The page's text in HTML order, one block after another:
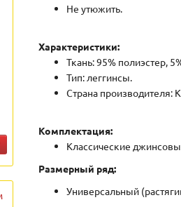
Не утюжить.
Характеристики:
Ткань: 95% полиэстер,
Тип: леггинсы.
Страна производителя:
Комплектация:
Классические
Размерный ряд:
Универсальный